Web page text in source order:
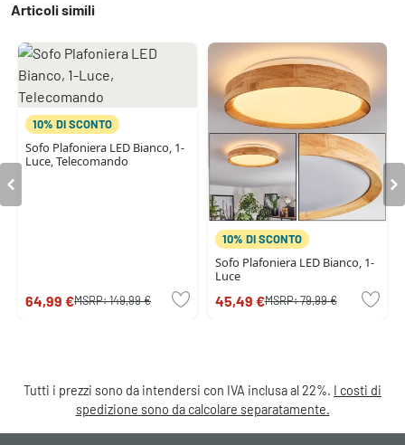
Articoli simili
10% DI SCONTO
Sofo Plafoniera LED Bianco, 1-
Luce, Telecomando
64,99 €MSRP:149,99 €
10% DI SCONTO
Sofo Plafoniera LED Bianco, 1-
Luce
45,49 €MSRP:79,99 €
Tutti i prezzi sono da intendersi con IVA inclusa al 22%. I costi di
spedizione sono da calcolare separatamente.